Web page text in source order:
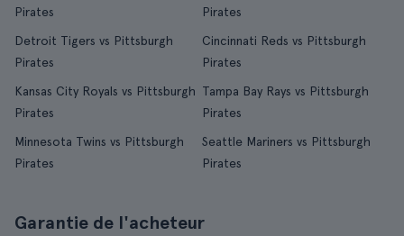
Pirates
Pirates
Detroit Tigers vs Pittsburgh
Pirates
Cincinnati Reds vs Pittsburgh
Pirates
Kansas City Royals vs Pittsburgh
Pirates
Tampa Bay Rays vs Pittsburgh
Pirates
Minnesota Twins vs Pittsburgh
Pirates
Seattle Mariners vs Pittsburgh
Pirates
Garantie de l'acheteur